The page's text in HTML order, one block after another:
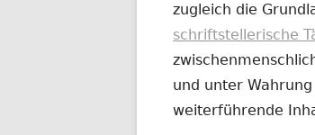
zugleich die
schriftstellerische
und unter
weiterführende